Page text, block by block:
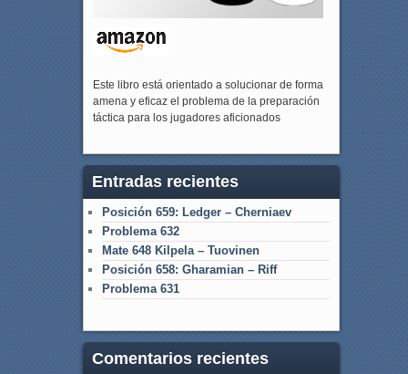
Este libro está orientado a solucionar de forma
amena y eficaz el problema de la preparación
táctica para los jugadores aficionados
Entradas recientes
Posición 659: Ledger – Cherniaev
Problema 632
Mate 648 Kilpela – Tuovinen
Posición 658: Gharamian – Riff
Problema 631
Comentarios recientes